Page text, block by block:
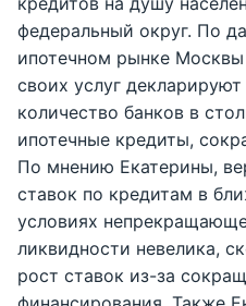
федеральный округ. По
ипотечном рынке
своих услуг
количество банков в
ипотечные кредиты,
По мнению Екатерины,
ставок по кредитам в
условиях
ликвидности невелика,
рост ставок из-за